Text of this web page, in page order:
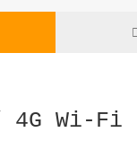
4G Wi-Fi